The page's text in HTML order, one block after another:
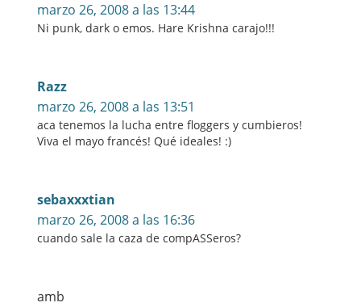
marzo 26, 2008 a las 13:44
Ni punk, dark o emos. Hare Krishna carajo!!!
Razz
marzo 26, 2008 a las 13:51
aca tenemos la lucha entre floggers y cumbieros!
Viva el mayo francés! Qué ideales! :)
sebaxxxtian
marzo 26, 2008 a las 16:36
cuando sale la caza de compASSeros?
amb